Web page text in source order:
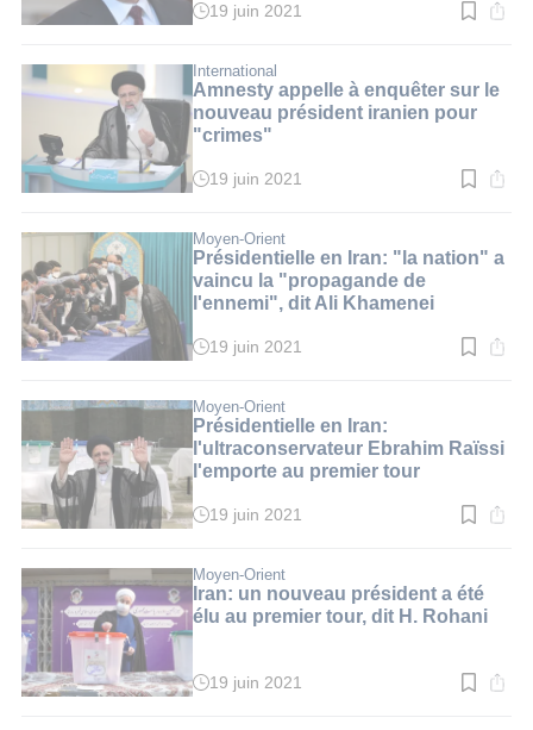
Temps
:
2
min.
19 juin 2021
International
Amnesty appelle à enquêter sur le
nouveau président iranien pour
"crimes"
Temps
:
2
min.
19 juin 2021
Moyen-Orient
Présidentielle en Iran: "la nation" a
vaincu la "propagande de
l'ennemi", dit Ali Khamenei
Temps
:
2
min.
19 juin 2021
Moyen-Orient
Présidentielle en Iran:
l'ultraconservateur Ebrahim Raïssi
l'emporte au premier tour
Temps
:
2
min.
19 juin 2021
Moyen-Orient
Iran: un nouveau président a été
élu au premier tour, dit H. Rohani
Temps
19 juin 2021